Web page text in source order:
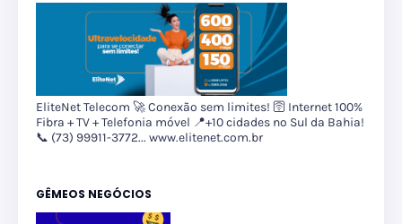
EliteNet Telecom 🚀 Conexão sem limites! 🛜 Internet 100%
Fibra + TV + Telefonia móvel 📍+10 cidades no Sul da Bahia!
📞 (73) 99911-3772... www.elitenet.com.br
GÊMEOS NEGÓCIOS